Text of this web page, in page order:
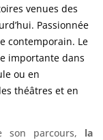
venues des
Passionnée
contemporain. Le
importante dans
ou en
théâtres et en
parcours, la